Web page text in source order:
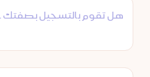
هل تقوم بالتسجيل بصفتك ...